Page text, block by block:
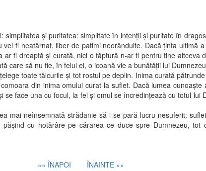
şi puritatea: simplitate în intenţii şi puritate în
fi neatârnat, liber de patimi neorânduite. Dacă ţinta ultimă
fi dreaptă şi curată, nici o făptură n-ar fi pentru tine
care să nu fie, în felul ei, o icoană vie a bunătăţii lui
toate tâlcurile şi tot rostul pe deplin. Inima curată pătrunde
din inima omului curat la suflet. Dacă lumea
face una cu focul, la fel şi omul se încredinţează cu totul
strădanie să i se pară lucru nesuferit:
cu hotărâre pe cărarea ce duce spre Dumnezeu,
«« ÎNAPOI ÎNAINTE »»